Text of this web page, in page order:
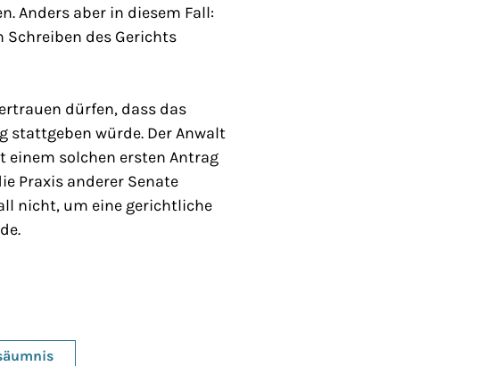
Anders aber in diesem Fall:
Schreiben des Gerichts
dürfen, dass das
stattgeben würde. Der Anwalt
einem solchen ersten Antrag
Praxis anderer Senate
nicht, um eine gerichtliche